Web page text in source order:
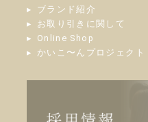
ブランド紹介
お取り引きに関して
Online Shop
かいこ〜んプロジェクト